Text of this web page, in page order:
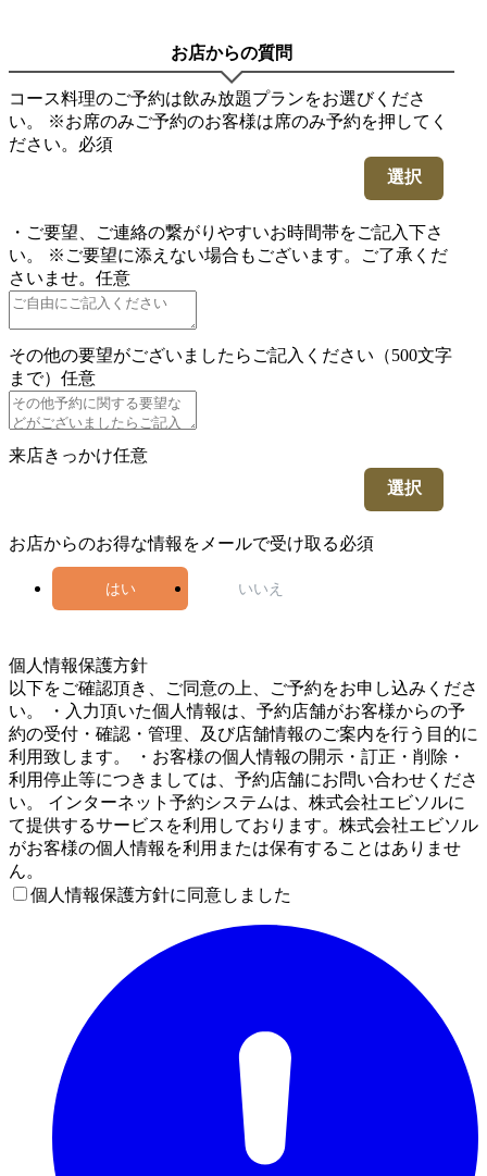
お店からの質問
コース料理のご予約は飲み放題プランをお選びくださ
い。 ※お席のみご予約のお客様は席のみ予約を押してく
ださい。 必須
選択
・ご要望、ご連絡の繋がりやすいお時間帯をご記入下さ
い。 ※ご要望に添えない場合もございます。ご了承くだ
さいませ。 任意
その他の要望がございましたらご記入ください（500文字
まで） 任意
来店きっかけ任意
選択
お店からのお得な情報をメールで受け取る必須
はい いいえ
個人情報保護方針
以下をご確認頂き、ご同意の上、ご予約をお申し込みくださ
い。 ・入力頂いた個人情報は、予約店舗がお客様からの予
約の受付・確認・管理、及び店舗情報のご案内を行う目的に
利用致します。 ・お客様の個人情報の開示・訂正・削除・
利用停止等につきましては、予約店舗にお問い合わせくださ
い。 インターネット予約システムは、株式会社エビソルに
て提供するサービスを利用しております。株式会社エビソル
がお客様の個人情報を利用または保有することはありませ
ん。
個人情報保護方針に同意しました